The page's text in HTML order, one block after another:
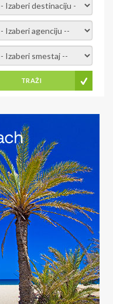
izaberi destinaciju -
izaberi agenciju -
Izaberite smestaj -
TRAŽI